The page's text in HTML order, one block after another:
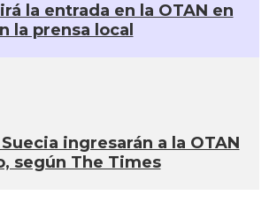
la entrada en la OTAN en
la prensa local
ingresarán a la OTAN
según The Times